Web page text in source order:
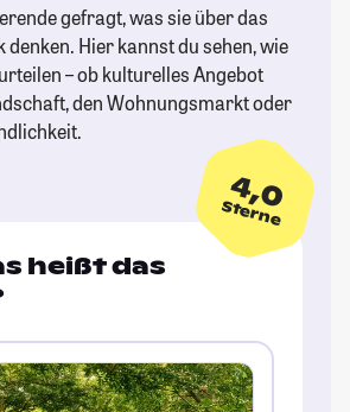
gefragt, was sie über das
denken. Hier kannst du sehen, wie
– ob kulturelles Angebot
den Wohnungsmarkt oder
4,0
Sterne
heißt das